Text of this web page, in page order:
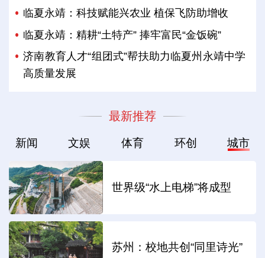
临夏永靖：科技赋能兴农业 植保飞防助增收
临夏永靖：精耕“土特产” 捧牢富民“金饭碗”
济南教育人才“组团式”帮扶助力临夏州永靖中学
高质量发展
最新推荐
新闻 文娱 体育 环创 城市
世界级“水上电梯”将成型
苏州：校地共创“同里诗光”